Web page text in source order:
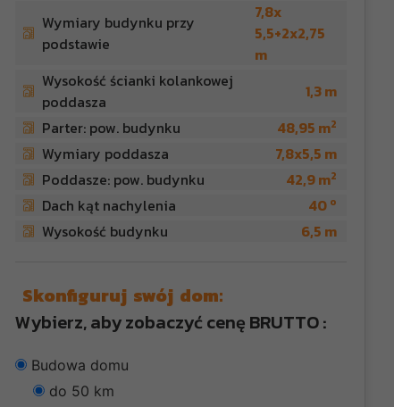
Wymiary budynku przy
podstawie
7,8x
5,5+2x2,75
m
Wysokość ścianki kolankowej
poddasza
1,3 m
Parter: pow. budynku
48,95 m2
Wymiary poddasza
7,8x5,5 m
Poddasze: pow. budynku
42,9 m2
Dach kąt nachylenia 40 o
Wysokość budynku 6,5 m
Skonfiguruj swój dom:
Wybierz, aby zobaczyć cenę BRUTTO :
Budowa domu
do 50 km